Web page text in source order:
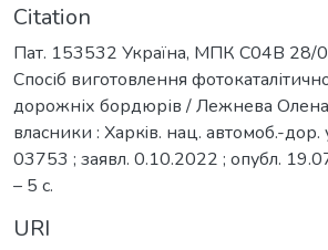
Citation
Пат. 153532 Україна, МПК C04B 28/
Спосіб виготовлення
дорожніх бордюрів / Лежнева Олена
власники : Харкiв. нац. автомоб.-
03753 ; заявл. 0.10.2022 ; опубл.
– 5 с.
URI